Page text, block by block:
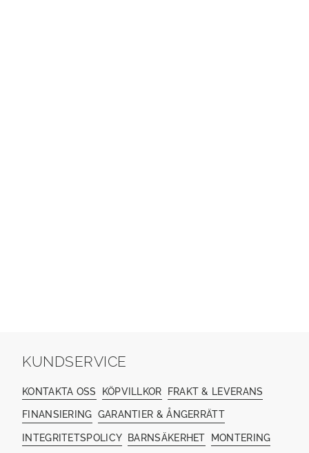
KUNDSERVICE
KONTAKTA OSS KÖPVILLKOR FRAKT & LEVERANS
FINANSIERING GARANTIER & ÅNGERRÄTT
INTEGRITETSPOLICY BARNSÄKERHET MONTERING